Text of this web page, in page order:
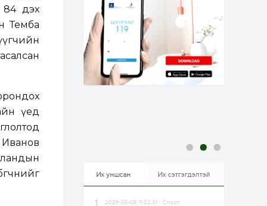
84 дэх
Темба
үед
1 өдөр
Цалинтай ээжийн 50
мянган төгрөгийн
тэтгэмжийг 500
мянгад хүргэх
өргөдөлд санал авч
эхэлжээ
1 өдөр 2
өсөж байна
1 өдөр
Их уншсан Их сэтгэгдэлтэй
2026-08-08 11:32:31 / Спорт